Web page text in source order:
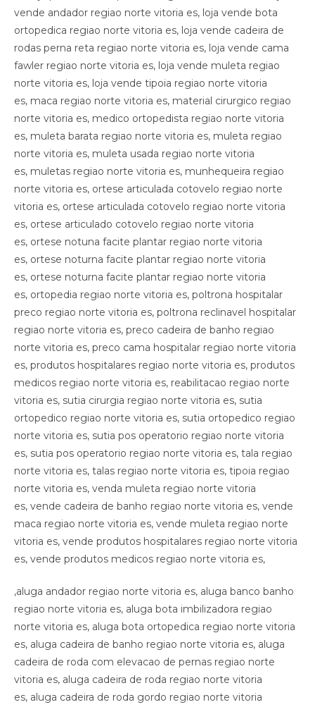
,aluga andador regiao norte vitoria es, aluga banco banho
regiao norte vitoria es, aluga bota imbilizadora regiao
norte vitoria es, aluga bota ortopedica regiao norte vitoria
es, aluga cadeira de banho regiao norte vitoria es, aluga
cadeira de roda com elevacao de pernas regiao norte
vitoria es, aluga cadeira de roda regiao norte vitoria
es, aluga cadeira de roda gordo regiao norte vitoria